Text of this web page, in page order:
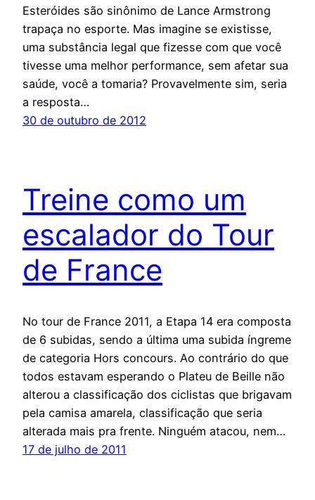
Esteróides são sinônimo de Lance Armstrong
trapaça no esporte. Mas imagine se existisse,
uma substância legal que fizesse com que você
tivesse uma melhor performance, sem afetar sua
saúde, você a tomaria? Provavelmente sim, seria
a resposta…
30 de outubro de 2012
Treine como um
escalador do Tour
de France
No tour de France 2011, a Etapa 14 era composta
de 6 subidas, sendo a última uma subida íngreme
de categoria Hors concours. Ao contrário do que
todos estavam esperando o Plateu de Beille não
alterou a classificação dos ciclistas que brigavam
pela camisa amarela, classificação que seria
alterada mais pra frente. Ninguém atacou, nem…
17 de julho de 2011